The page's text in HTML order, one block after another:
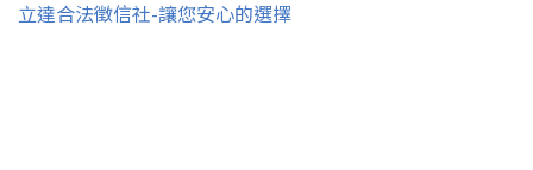
立達合法徵信社-讓您安心的選擇